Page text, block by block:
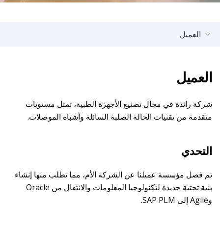
العميل
العميل
شركة رائدة في مجال تصنيع الأجهزة الطبية، تمثل مستويات
متقدمة من تقنيات الحالة الصلبة السائلة وأشباه الموصلات.
التحدي
تم فصل مؤسسة عميلنا عن الشركة الأم، مما تطلب منها إنشاء
بنية تحتية جديدة لتكنولوجيا المعلومات والانتقال من Oracle
وAgile إلى SAP PLM.